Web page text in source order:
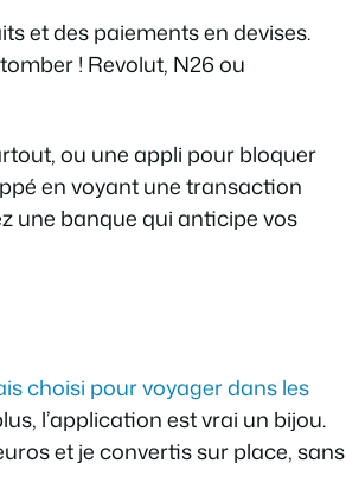
et des paiements en devises.
! Revolut, N26 ou
ou une appli pour bloquer
en voyant une transaction
une banque qui anticipe vos
choisi pour voyager dans les
l’application est vrai un bijou.
et je convertis sur place, sans